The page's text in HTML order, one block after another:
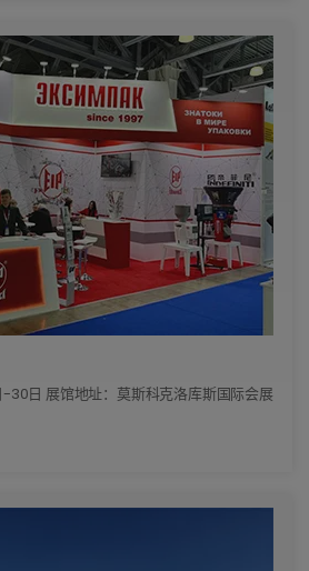
30日 展馆地址：莫斯科克洛库斯国际会展